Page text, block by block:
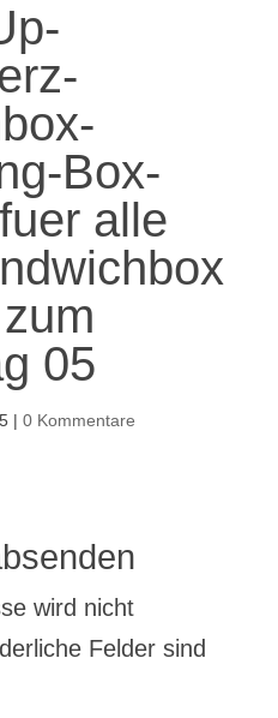
Box-
alle
05
| 0 Kommentare
wird nicht
Felder sind